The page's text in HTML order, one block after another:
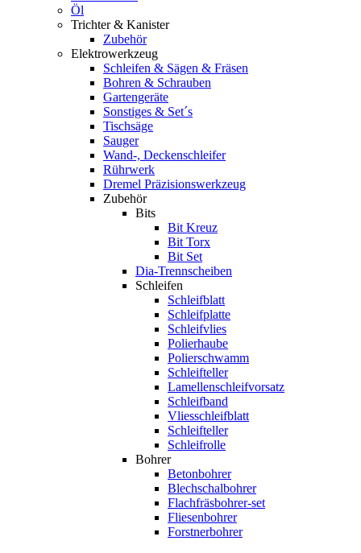
Öl
Trichter & Kanister
Zubehör
Elektrowerkzeug
Schleifen & Sägen & Fräsen
Bohren & Schrauben
Gartengeräte
Sonstiges & Set´s
Tischsäge
Sauger
Wand-, Deckenschleifer
Rührwerk
Dremel Präzisionswerkzeug
Zubehör
Bits
Bit Kreuz
Bit Torx
Bit Set
Dia-Trennscheiben
Schleifen
Schleifblatt
Schleifplatte
Schleifvlies
Polierhaube
Polierschwamm
Schleifteller
Lamellenschleifvorsatz
Schleifband
Vliesschleifblatt
Schleifteller
Schleifrolle
Bohrer
Betonbohrer
Blechschalbohrer
Flachfräsbohrer-set
Fliesenbohrer
Forstnerbohrer